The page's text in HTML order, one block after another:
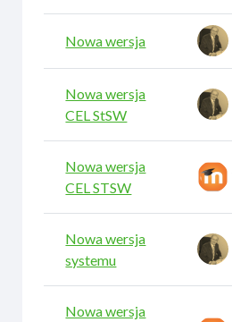
Nowa wersja
Nowa wersja
CEL StSW
Nowa wersja
CEL STSW
Nowa wersja
systemu
Nowa wersja